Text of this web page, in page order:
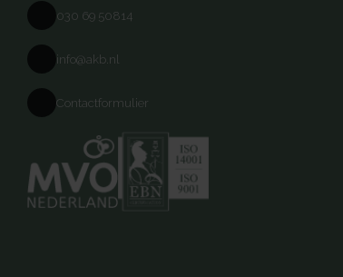
030 69 50814
info@akb.nl
Contactformulier